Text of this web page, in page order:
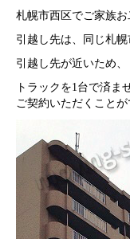
札幌市西区でご家族お
引越し先は、同じ札
引越し先が近いため
トラックを1台で済
ご契約いただくことが